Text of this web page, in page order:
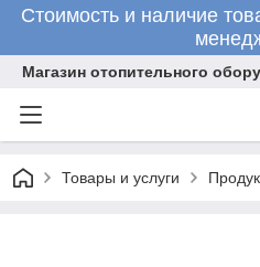
Стоимость и наличие
Магазин отопительного
Товары и услуги